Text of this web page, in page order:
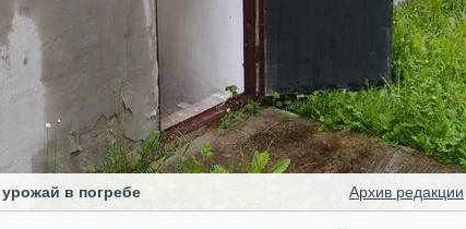
Архив редакции
в погребе